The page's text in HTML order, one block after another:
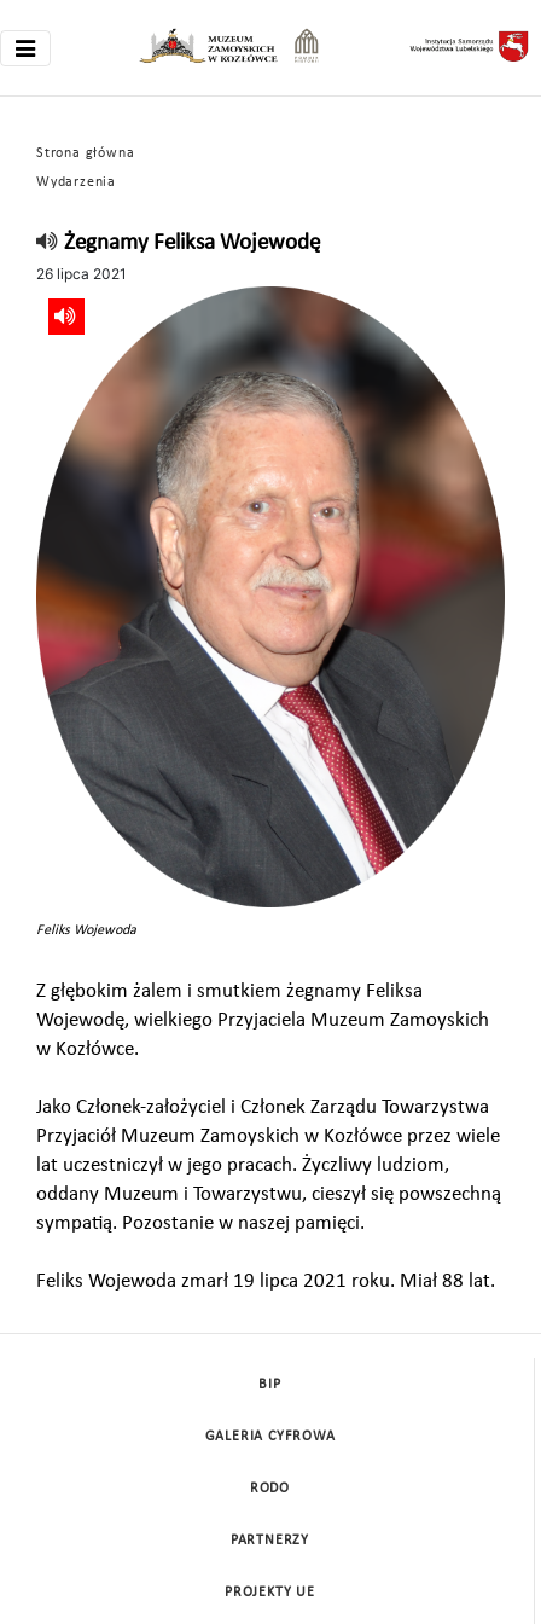
Strona główna
Wydarzenia
Żegnamy Feliksa Wojewodę
26 lipca 2021
Feliks Wojewoda
Z głębokim żalem i smutkiem żegnamy Feliksa
Wojewodę, wielkiego Przyjaciela Muzeum Zamoyskich
w Kozłówce.
Jako Członek-założyciel i Członek Zarządu Towarzystwa
Przyjaciół Muzeum Zamoyskich w Kozłówce przez wiele
lat uczestniczył w jego pracach. Życzliwy ludziom,
oddany Muzeum i Towarzystwu, cieszył się powszechną
sympatią. Pozostanie w naszej pamięci.
Feliks Wojewoda zmarł 19 lipca 2021 roku. Miał 88 lat.
BIP
GALERIA CYFROWA
RODO
PARTNERZY
PROJEKTY UE